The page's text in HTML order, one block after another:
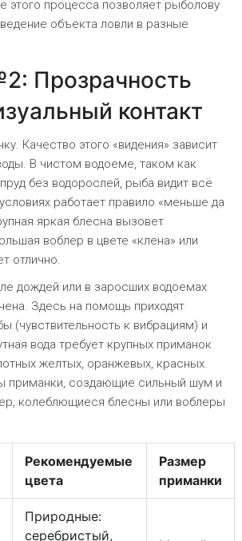
этого процесса позволяет рыболову
объекта ловли в разные
Прозрачность
контакт
Качество этого «видения» зависит
В чистом водоеме, таком как
без водорослей, рыба видит всё
работает правило «меньше да
яркая блесна вызовет
воблер в цвете «клена» или
отлично.
дождей или в заросших водоемах
Здесь на помощь приходят
(чувствительность к вибрациям) и
вода требует крупных приманок
желтых, оранжевых, красных.
приманки, создающие сильный шум и
колеблющиеся блесны или воблеры
Рекомендуемые
цвета
Размер
приманки
Природные:
серебристый,